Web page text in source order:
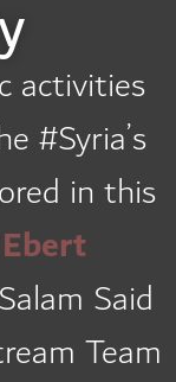
activities
#Syria’s
in this
Said
Team